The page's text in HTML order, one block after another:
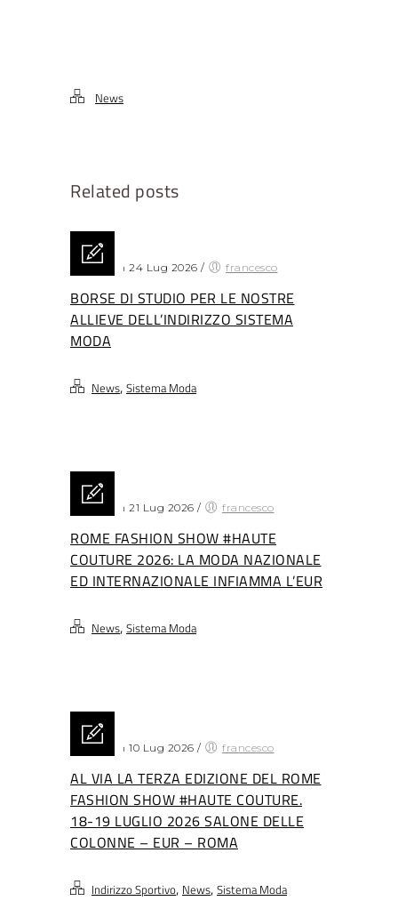
News
Related posts
Posted on 24 Lug 2026 / francesco
BORSE DI STUDIO PER LE NOSTRE
ALLIEVE DELL’INDIRIZZO SISTEMA
MODA
News, Sistema Moda
Posted on 21 Lug 2026 / francesco
ROME FASHION SHOW #HAUTE
COUTURE 2026: LA MODA NAZIONALE
ED INTERNAZIONALE INFIAMMA L’EUR
News, Sistema Moda
Posted on 10 Lug 2026 / francesco
AL VIA LA TERZA EDIZIONE DEL ROME
FASHION SHOW #HAUTE COUTURE.
18-19 LUGLIO 2026 SALONE DELLE
COLONNE – EUR – ROMA
Indirizzo Sportivo, News, Sistema Moda